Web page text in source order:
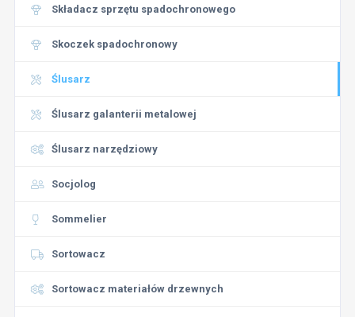
Składacz sprzętu spadochronowego
Skoczek spadochronowy
Ślusarz
Ślusarz galanterii metalowej
Ślusarz narzędziowy
Socjolog
Sommelier
Sortowacz
Sortowacz materiałów drzewnych